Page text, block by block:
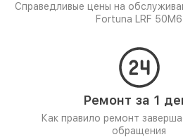
Справедливые цены на
Fortuna LRF 50M6
Ремонт за 1
Как правило ремонт
обращения